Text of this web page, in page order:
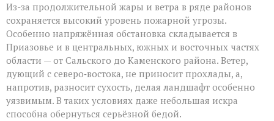
Из-за продолжительной жары и ветра в ряде районов
сохраняется высокий уровень пожарной угрозы.
Особенно напряжённая обстановка складывается в
Приазовье и в центральных, южных и восточных частях
области — от Сальского до Каменского района. Ветер,
дующий с северо‑востока, не приносит прохлады, а,
напротив, разносит сухость, делая ландшафт особенно
уязвимым. В таких условиях даже небольшая искра
способна обернуться серьёзной бедой.